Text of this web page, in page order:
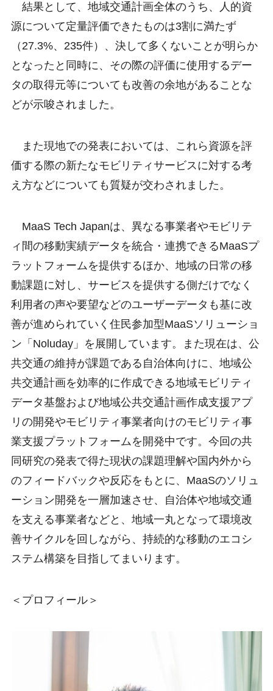
結果として、地域交通計画全体のうち、人的資
源について定量評価できたものは3割に満たず
（27.3%、235件）、決して多くないことが明らか
となったと同時に、その際の評価に使用するデー
タの取得元等についても改善の余地があることな
どが示唆されました。
また現地での発表においては、これら資源を評
価する際の新たなモビリティサービスに対する考
え方などについても質疑が交わされました。
MaaS Tech Japanは、異なる事業者やモビリテ
ィ間の移動実績データを統合・連携できるMaaSプ
ラットフォームを提供するほか、地域の日常の移
動課題に対し、サービスを提供する側だけでなく
利用者の声や要望などのユーザーデータも基に改
善が進められていく住民参加型MaaSソリューショ
ン「Noluday」を展開しています。また現在は、公
共交通の維持が課題である自治体向けに、地域公
共交通計画を効率的に作成できる地域モビリティ
データ基盤および地域公共交通計画作成支援アプ
リの開発やモビリティ事業者向けのモビリティ事
業支援プラットフォームを開発中です。今回の共
同研究の発表で得た現状の課題理解や国内外から
のフィードバックや反応をもとに、MaaSのソリュ
ーション開発を一層加速させ、自治体や地域交通
を支える事業者などと、地域一丸となって環境改
善サイクルを回しながら、持続的な移動のエコシ
ステム構築を目指してまいります。
＜プロフィール＞